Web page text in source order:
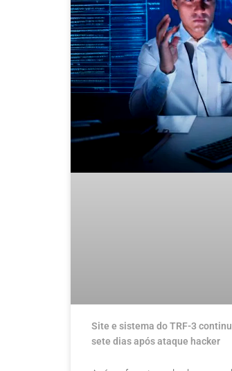
Site e sistema do TRF-3
sete dias após ataque hacker